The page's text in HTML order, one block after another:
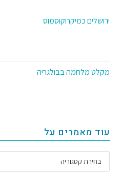
ירושלים כמיקרוקוסמוס
מקלט מלחמה בבולגריה
עוד מאמרים על